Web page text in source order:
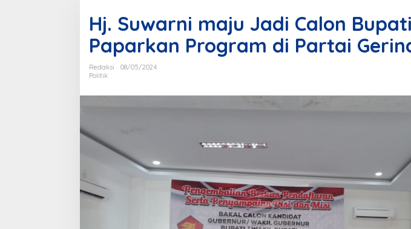
Hj. Suwarni maju Jadi Calon
Paparkan Program di Partai
Redaksi
08/05/2024
Politik